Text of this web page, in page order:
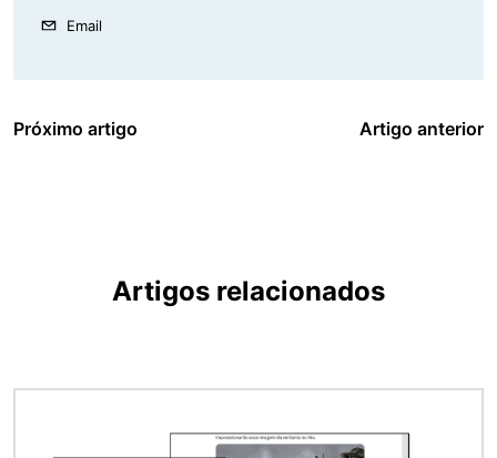
Email
Próximo artigo Artigo anterior
Artigos relacionados